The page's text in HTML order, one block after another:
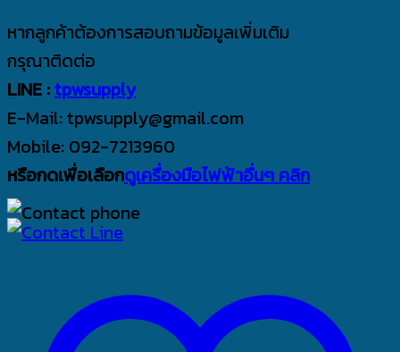
หากลูกค้าต้องการสอบถามข้อมูลเพิ่มเติม
กรุณาติดต่อ
LINE :tpwsupply
E-Mail: tpwsupply@gmail.com
Mobile: 092-7213960
หรือกดเพื่อเลือกดูเครื่องมือไฟฟ้าอื่นๆ คลิก